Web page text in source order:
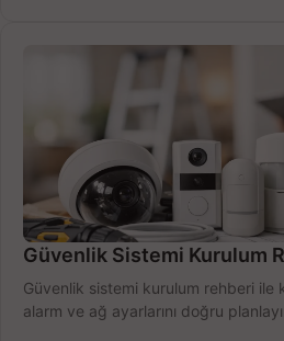
Güvenlik Sistemi Kurulum
Güvenlik sistemi kurulum rehberi ile
alarm ve ağ ayarlarını doğru